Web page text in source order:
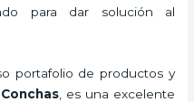
para dar solución al
portafolio de productos y
, es una excelente